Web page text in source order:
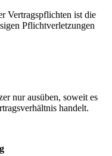
Vertragspflichten ist die
Pflichtverletzungen
nur ausüben, soweit es
handelt.